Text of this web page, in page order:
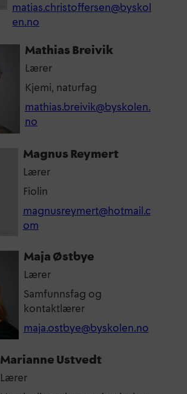
matias.christoffersen@byskol
en.no
Mathias Breivik
Lærer
Kjemi, naturfag
mathias.breivik@byskolen.
no
Magnus Reymert
Lærer
Fiolin
magnusreymert@hotmail.c
om
Maja Østbye
Lærer
Samfunnsfag og
kontaktlærer
maja.ostbye@byskolen.no
Marianne Ustvedt
Lærer